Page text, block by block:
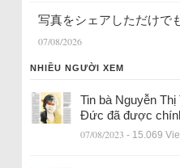
写真をシェアしただけで
07/08/2026
NHIỀU NGƯỜI XEM
Tin bà Nguyễn
Đức đã được
07/08/2023 - 15.069